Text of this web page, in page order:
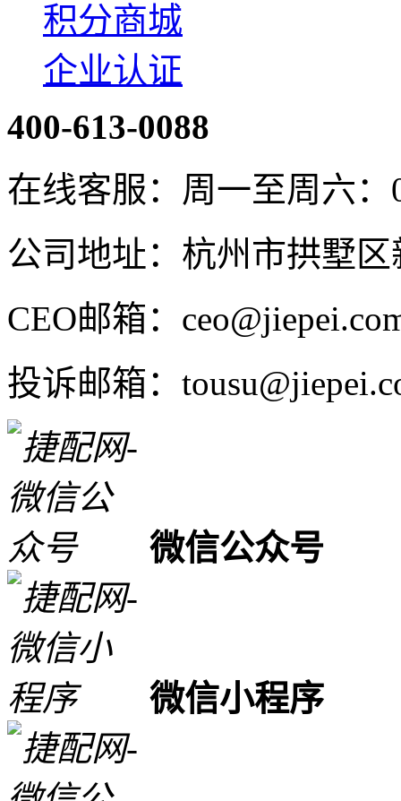
积分商城
企业认证
400-613-0088
在线客服：周一至周六：
公司地址：杭州市拱墅
CEO邮箱：
投诉邮箱：
微信公众号
微信小程序